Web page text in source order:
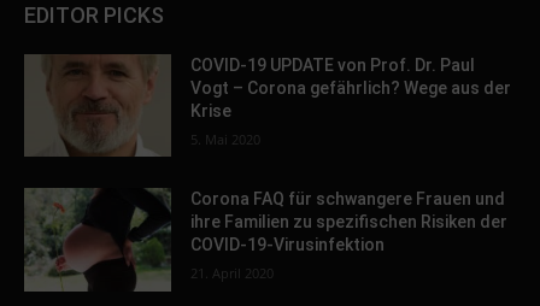
EDITOR PICKS
COVID-19 UPDATE von Prof. Dr. Paul
Vogt – Corona gefährlich? Wege aus der
Krise
5. Mai 2020
Corona FAQ für schwangere Frauen und
ihre Familien zu spezifischen Risiken der
COVID-19-Virusinfektion
21. April 2020